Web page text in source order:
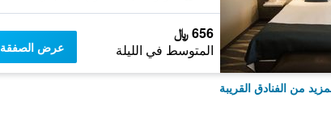
656 ﷼
المتوسط في الليلة عرض الصفقة
من الفنادق القريبة